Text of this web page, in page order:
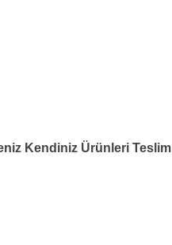
Kendiniz Ürünleri Teslim